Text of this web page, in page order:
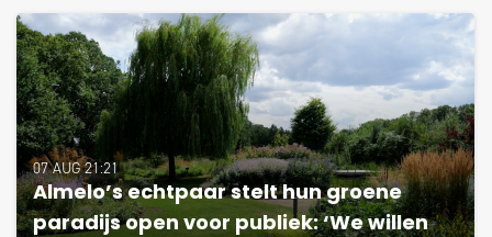
07 AUG 21:21
Almelo’s echtpaar stelt hun groene
paradijs open voor publiek: ‘We willen